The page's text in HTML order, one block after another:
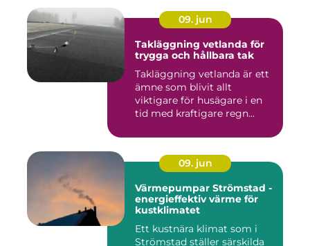
09. jun
Takläggning vetlanda för
trygga och hållbara tak
Takläggning vetlanda är ett
ämne som blivit allt
viktigare för husägare i en
tid med kraftigare regn...
09. jun
Värmepumpar Strömstad -
energieffektiv värme för
kustklimatet
Ett kustnära klimat som i
Strömstad ställer särskilda